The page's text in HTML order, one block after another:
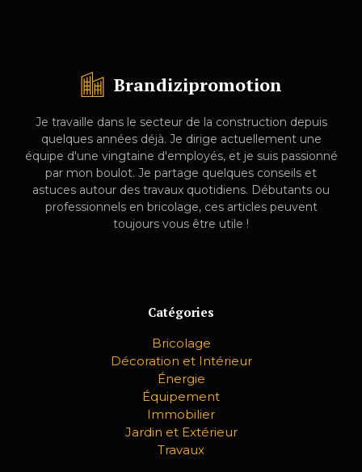
Brandizipromotion
Je travaille dans le secteur de la construction depuis
quelques années déjà. Je dirige actuellement une
équipe d'une vingtaine d'employés, et je suis passionné
par mon boulot. Je partage quelques conseils et
astuces autour des travaux quotidiens. Débutants ou
professionnels en bricolage, ces articles peuvent
toujours vous être utile !
Catégories
Bricolage
Décoration et Intérieur
Énergie
Équipement
Immobilier
Jardin et Extérieur
Travaux